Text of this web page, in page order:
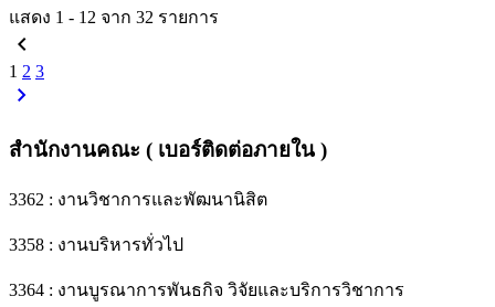
แสดง 1 - 12 จาก 32 รายการ
chevron_left
1 2 3
chevron_right
สำนักงานคณะ ( เบอร์ติดต่อภายใน )
3362 : งานวิชาการและพัฒนานิสิต
3358 : งานบริหารทั่วไป
3364 : งานบูรณาการพันธกิจ วิจัยและบริการวิชาการ